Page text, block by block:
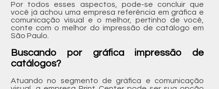
Por todos esses aspectos, pode-se concluir que
você já achou uma empresa referência em gráfica e
comunicação visual e o melhor, pertinho de você,
conte com o melhor do impressão de catálogo em
São Paulo.
Buscando por gráfica impressão de
catálogos?
Atuando no segmento de gráfica e comunicação